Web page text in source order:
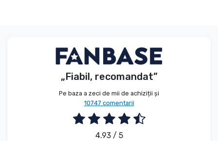
„Fiabil, recomandat”
Pe baza a zeci de mii de achiziții și
10747 comentarii
4.93 / 5